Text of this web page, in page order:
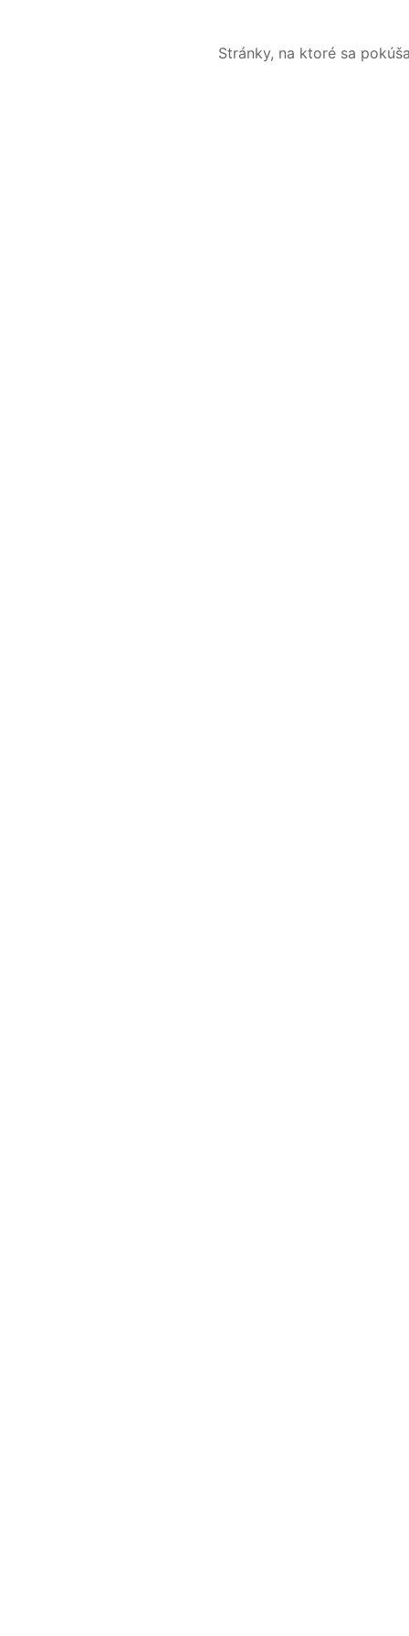
Stránky, na ktoré sa